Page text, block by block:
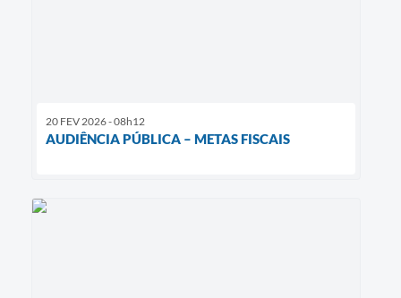
20 FEV 2026 - 08h12
AUDIÊNCIA PÚBLICA – METAS FISCAIS